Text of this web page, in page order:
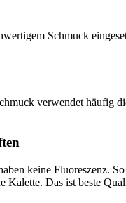
Schmuck
verwendet häufig
keine Fluoreszenz.
Kalette. Das ist beste